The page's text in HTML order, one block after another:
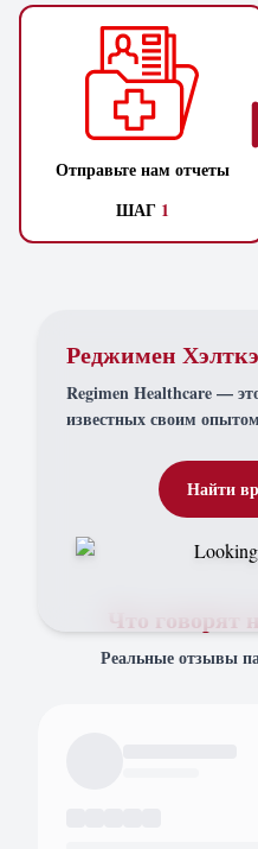
Отправьте нам отчеты
ШАГ 1
Реджимен
Regimen Healthcare —
известных своим
Найти
Что
Реальные отзывы